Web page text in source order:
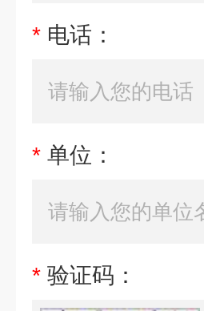
* 电话：
* 单位：
* 验证码：